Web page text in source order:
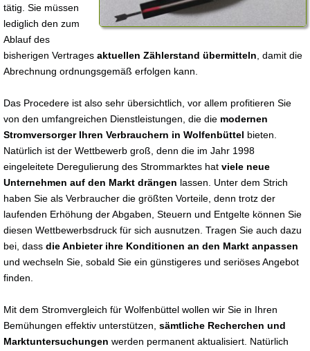
tätig. Sie müssen
lediglich den zum
Ablauf des
bisherigen Vertrages aktuellen Zählerstand übermitteln , damit die
Abrechnung ordnungsgemäß erfolgen kann.
Das Procedere ist also sehr übersichtlich, vor allem profitieren Sie
von den umfangreichen Dienstleistungen, die die modernen
Stromversorger Ihren Verbrauchern in Wolfenbüttel bieten.
Natürlich ist der Wettbewerb groß, denn die im Jahr 1998
eingeleitete Deregulierung des Strommarktes hat viele neue
Unternehmen auf den Markt drängen lassen. Unter dem Strich
haben Sie als Verbraucher die größten Vorteile, denn trotz der
laufenden Erhöhung der Abgaben, Steuern und Entgelte können Sie
diesen Wettbewerbsdruck für sich ausnutzen. Tragen Sie auch dazu
bei, dass die Anbieter ihre Konditionen an den Markt anpassen
und wechseln Sie, sobald Sie ein günstigeres und seriöses Angebot
finden.
Mit dem Stromvergleich für Wolfenbüttel wollen wir Sie in Ihren
Bemühungen effektiv unterstützen, sämtliche Recherchen und
Marktuntersuchungen werden permanent aktualisiert. Natürlich